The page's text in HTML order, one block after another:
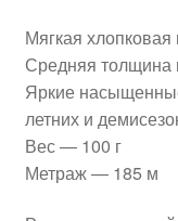
Мягкая
Средняя толщина
Яркие
летних и
Вес — 100 г
Метраж — 185 м